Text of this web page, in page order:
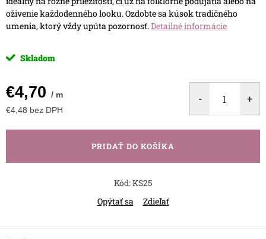
oživenie každodenného looku. Ozdobte sa kúsok tradičného
umenia, ktorý vždy upúta pozornosť.Detailné informácie
Skladom
€4,70 / m
€4,48 bez DPH
PRIDAŤ DO KOŠÍKA
Kód:KS25
Opýtať sa
Zdieľať